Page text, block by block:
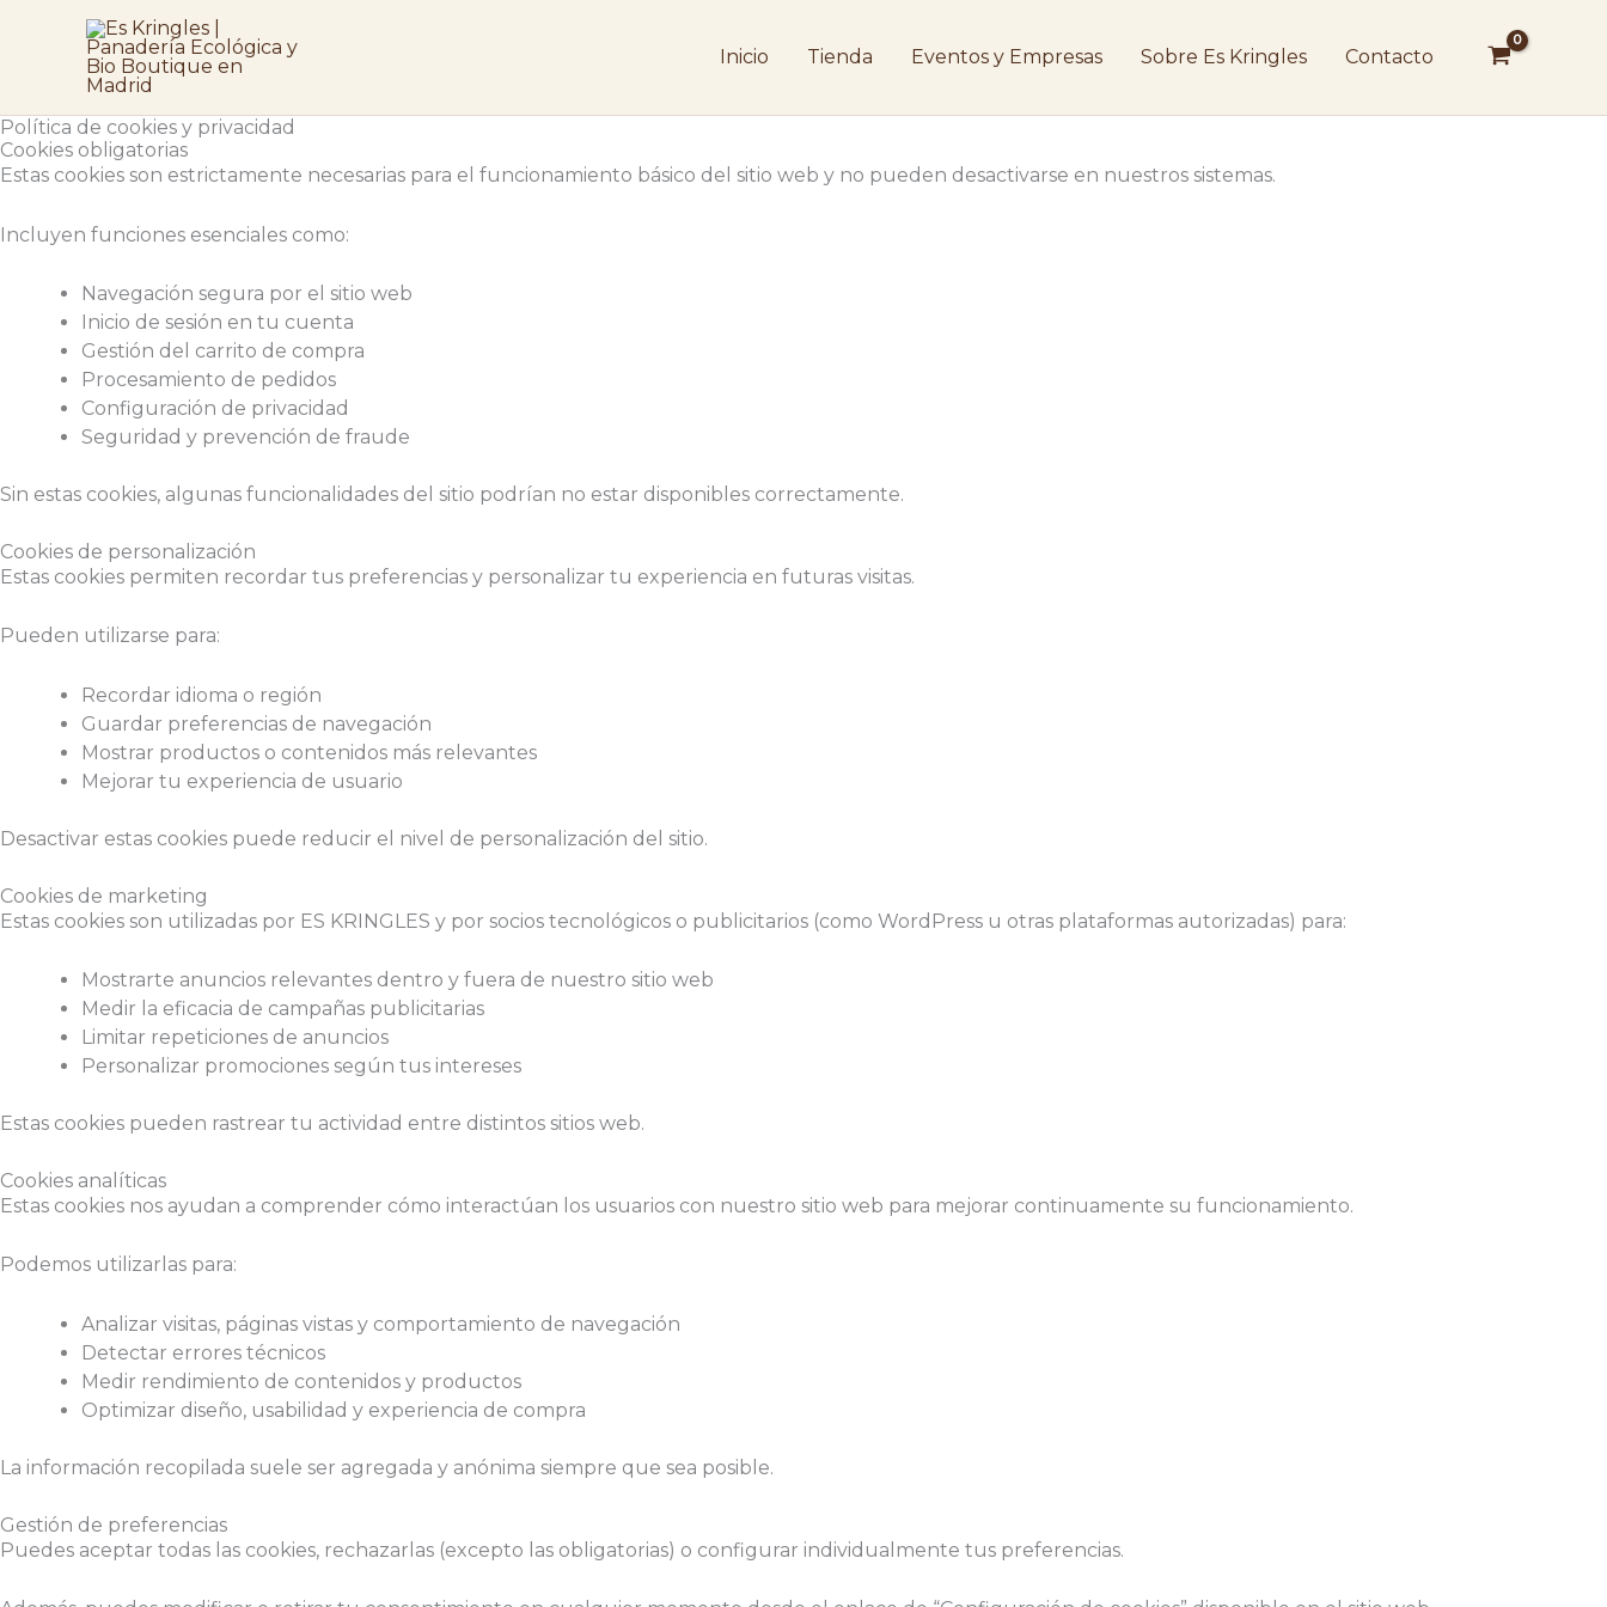
contenido
Inicio Tienda Eventos y Empresas Sobre Es Kringles Contacto
Política de cookies y privacidad
Cookies obligatorias
Estas cookies son estrictamente necesarias para el funcionamiento básico del sitio web y no pueden desactivarse en nuestros sistemas.
Incluyen funciones esenciales como:
Navegación segura por el sitio web
Inicio de sesión en tu cuenta
Gestión del carrito de compra
Procesamiento de pedidos
Configuración de privacidad
Seguridad y prevención de fraude
Sin estas cookies, algunas funcionalidades del sitio podrían no estar disponibles correctamente.
Cookies de personalización
Estas cookies permiten recordar tus preferencias y personalizar tu experiencia en futuras visitas.
Pueden utilizarse para:
Recordar idioma o región
Guardar preferencias de navegación
Mostrar productos o contenidos más relevantes
Mejorar tu experiencia de usuario
Desactivar estas cookies puede reducir el nivel de personalización del sitio.
Cookies de marketing
Estas cookies son utilizadas por ES KRINGLES y por socios tecnológicos o publicitarios (como WordPress u otras plataformas autorizadas) para:
Mostrarte anuncios relevantes dentro y fuera de nuestro sitio web
Medir la eficacia de campañas publicitarias
Limitar repeticiones de anuncios
Personalizar promociones según tus intereses
Estas cookies pueden rastrear tu actividad entre distintos sitios web.
Cookies analíticas
Estas cookies nos ayudan a comprender cómo interactúan los usuarios con nuestro sitio web para mejorar continuamente su funcionamiento.
Podemos utilizarlas para:
Analizar visitas, páginas vistas y comportamiento de navegación
Detectar errores técnicos
Medir rendimiento de contenidos y productos
Optimizar diseño, usabilidad y experiencia de compra
La información recopilada suele ser agregada y anónima siempre que sea posible.
Gestión de preferencias
Puedes aceptar todas las cookies, rechazarlas (excepto las obligatorias) o configurar individualmente tus preferencias.